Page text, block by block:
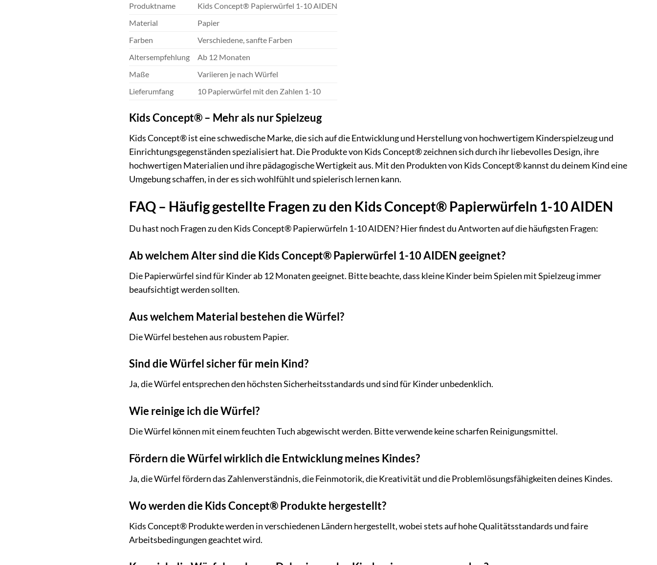
Produktname
Kids Concept® Papierwürfel 1-10 AIDEN
Material
Papier
Farben
Verschiedene, sanfte Farben
Altersempfehlung
Ab 12 Monaten
Maße
Variieren je nach Würfel
Lieferumfang
10 Papierwürfel mit den Zahlen 1-10
Kids Concept® – Mehr als nur Spielzeug
Kids Concept® ist eine schwedische Marke, die sich auf die Entwicklung und Herstellung von hochwertigem Kinderspielzeug und
Einrichtungsgegenständen spezialisiert hat. Die Produkte von Kids Concept® zeichnen sich durch ihr liebevolles Design, ihre
hochwertigen Materialien und ihre pädagogische Wertigkeit aus. Mit den Produkten von Kids Concept® kannst du deinem Kind eine
Umgebung schaffen, in der es sich wohlfühlt und spielerisch lernen kann.
FAQ – Häufig gestellte Fragen zu den Kids Concept® Papierwürfeln 1-10 AIDEN
Du hast noch Fragen zu den Kids Concept® Papierwürfeln 1-10 AIDEN? Hier findest du Antworten auf die häufigsten Fragen:
Ab welchem Alter sind die Kids Concept® Papierwürfel 1-10 AIDEN geeignet?
Die Papierwürfel sind für Kinder ab 12 Monaten geeignet. Bitte beachte, dass kleine Kinder beim Spielen mit Spielzeug immer
beaufsichtigt werden sollten.
Aus welchem Material bestehen die Würfel?
Die Würfel bestehen aus robustem Papier.
Sind die Würfel sicher für mein Kind?
Ja, die Würfel entsprechen den höchsten Sicherheitsstandards und sind für Kinder unbedenklich.
Wie reinige ich die Würfel?
Die Würfel können mit einem feuchten Tuch abgewischt werden. Bitte verwende keine scharfen Reinigungsmittel.
Fördern die Würfel wirklich die Entwicklung meines Kindes?
Ja, die Würfel fördern das Zahlenverständnis, die Feinmotorik, die Kreativität und die Problemlösungsfähigkeiten deines Kindes.
Wo werden die Kids Concept® Produkte hergestellt?
Kids Concept® Produkte werden in verschiedenen Ländern hergestellt, wobei stets auf hohe Qualitätsstandards und faire
Arbeitsbedingungen geachtet wird.